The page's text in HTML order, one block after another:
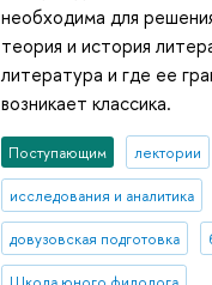
необходима для
теория и история
литература и где ее
возникает классика.
Поступающим лектории
исследования и аналитика
довузовская подготовка